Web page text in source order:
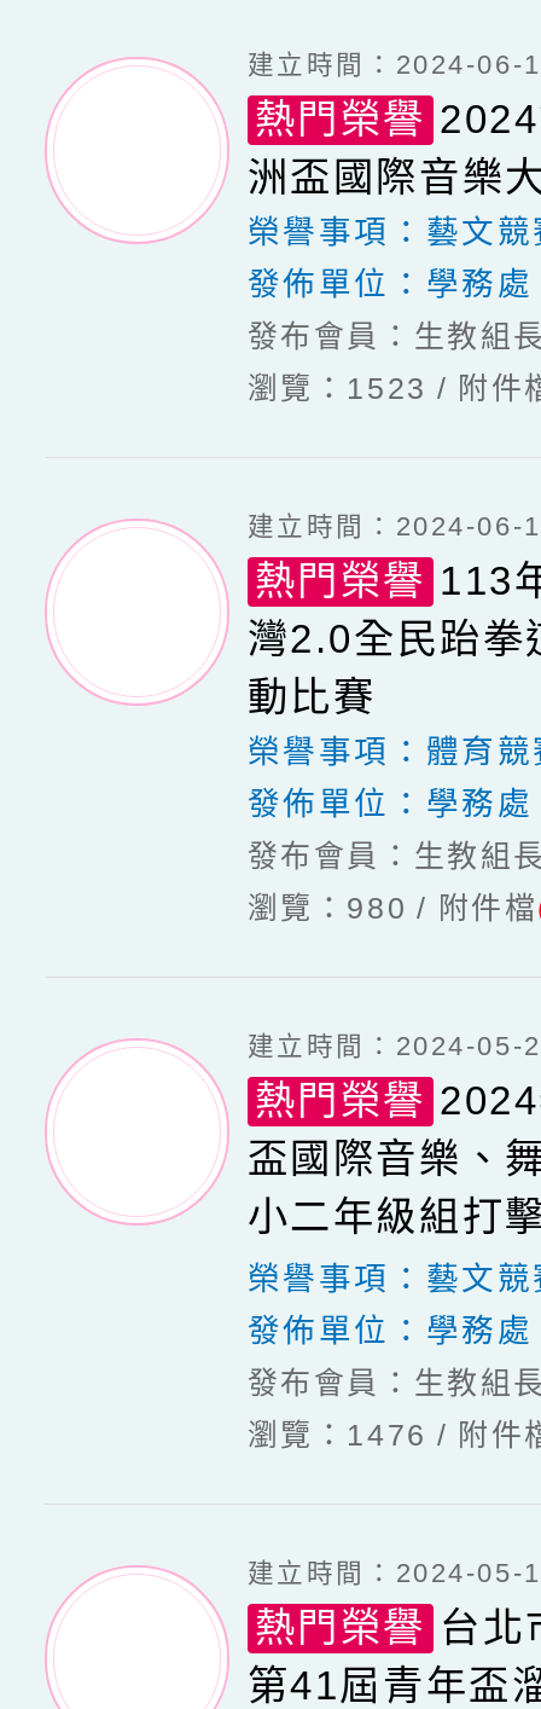
建立時間：2024-06-
熱門榮譽
洲盃國際音樂
榮譽事項： 藝文競
發佈單位： 學務處
發布會員：生教組
瀏覽：1523
附件
建立時間：2024-06-
熱門榮譽 113
灣2.0全民跆拳
動比賽
榮譽事項： 體育競
發佈單位： 學務處
發布會員：生教組
瀏覽：980
附件檔
建立時間：2024-05-
熱門榮譽
盃國際音樂、
小二年級組打
第一名
榮譽事項： 藝文競
發佈單位： 學務處
發布會員：生教組
瀏覽：1476
附件
建立時間：2024-05-
熱門榮譽 台北
第41屆青年盃